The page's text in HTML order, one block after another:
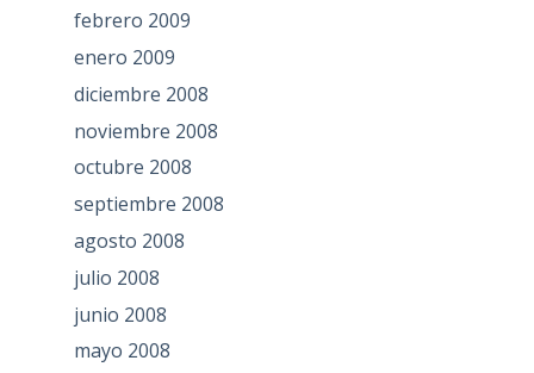
febrero 2009
enero 2009
diciembre 2008
noviembre 2008
octubre 2008
septiembre 2008
agosto 2008
julio 2008
junio 2008
mayo 2008